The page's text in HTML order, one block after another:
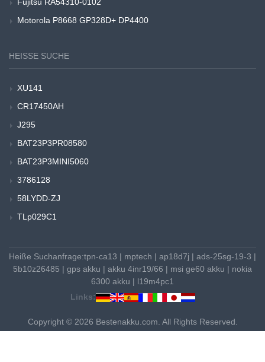
Fujitsu RA54310-0102
Motorola P8668 GP328D+ DP4400
HEISSE SUCHE
XU141
CR17450AH
J295
BAT23P3PR08580
BAT23P3MINI5060
3786128
58LYDD-ZJ
TLp029C1
Heiße Suchanfrage:tpn-ca13 | mptech | ap18d7j | ads-25sg-19-3 |
5b10z26485 | gps akku | akku 4inr19/66 | msi ge60 akku | nokia
6300 akku | l19m4pc1
Links:
Copyright © 2026 Bestenakku.com. All Rights Reserved.